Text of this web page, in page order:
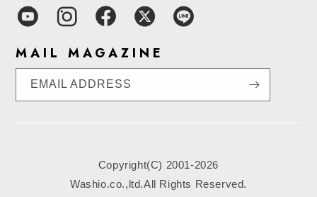
MAIL MAGAZINE
EMAIL ADDRESS
Copyright(C) 2001-2026
Washio.co.,ltd.All Rights Reserved.